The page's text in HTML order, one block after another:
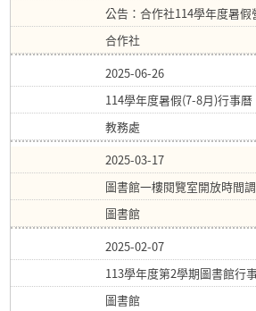
公告：合作社114學年度暑
合作社
2025-06-26
114學年度暑假(7-8月)行事曆
教務處
2025-03-17
圖書館一樓閱覽室開放時間
圖書館
2025-02-07
113學年度第2學期圖書館行
圖書館